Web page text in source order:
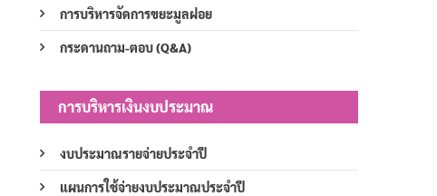
การบริหารจัดการขยะมูลฝอย
กระดานถาม-ตอบ (Q&A)
การบริหารเงินงบประมาณ
งบประมาณรายจ่ายประจำปี
แผนการใช้จ่ายงบประมาณประจำปี